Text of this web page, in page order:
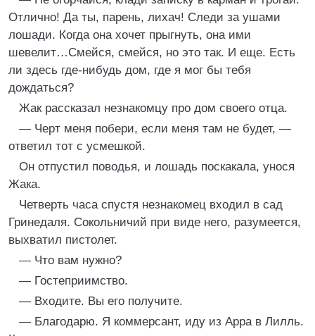
Отлично! Да ты, парень, лихач! Следи за ушами
лошади. Когда она хочет прыгнуть, она ими
шевелит…Смейся, смейся, но это так. И еще. Есть
ли здесь где-нибудь дом, где я мог бы тебя
дождаться?
Жак рассказал незнакомцу про дом своего отца.
— Черт меня побери, если меня там не будет, —
ответил тот с усмешкой.
Он отпустил поводья, и лошадь поскакала, унося
Жака.
Четверть часа спустя незнакомец входил в сад
Гринедаля. Сокольничий при виде него, разумеется,
выхватил пистолет.
— Что вам нужно?
— Гостеприимство.
— Входите. Вы его получите.
— Благодарю. Я коммерсант, иду из Арра в Лилль.